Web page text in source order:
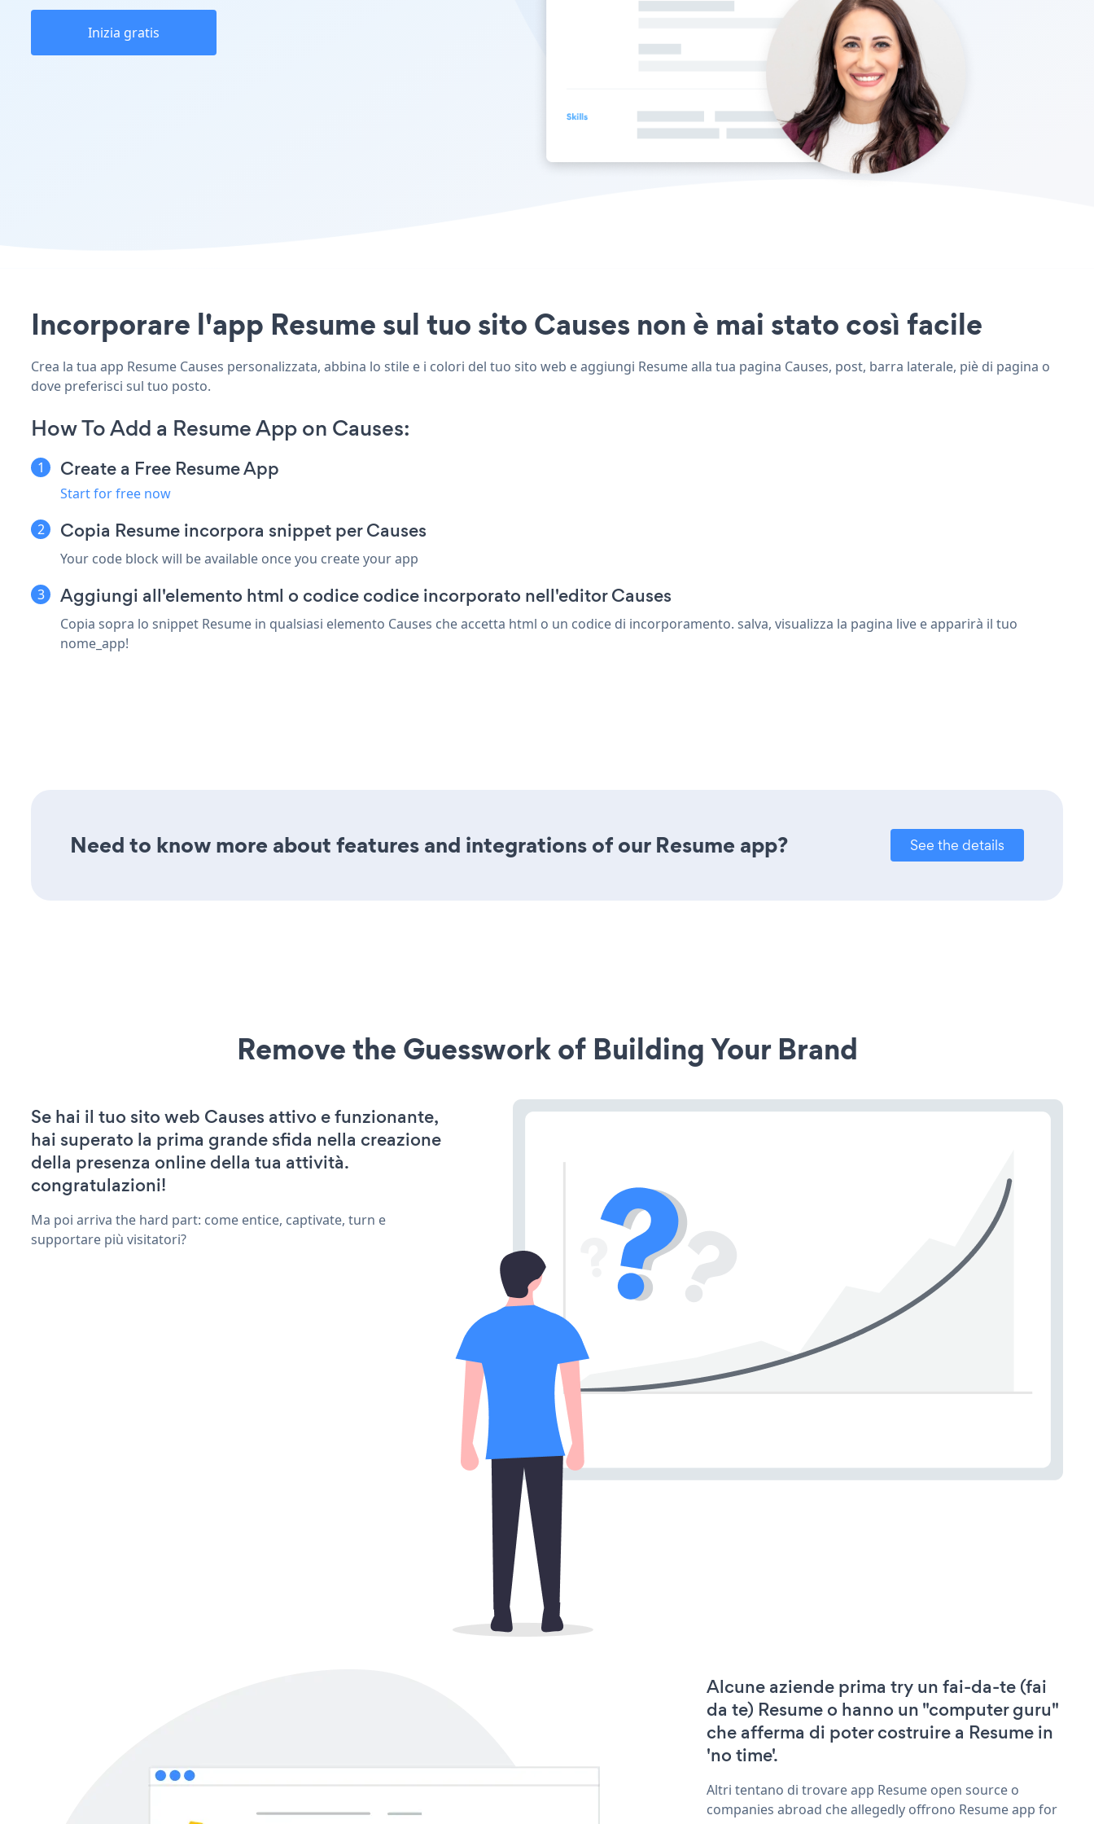
Inizia gratis
Incorporare l'app Resume sul tuo sito Causes non è mai stato così facile
Crea la tua app Resume Causes personalizzata, abbina lo stile e i colori del tuo sito web e aggiungi Resume alla tua pagina Causes, post, barra laterale, piè di pagina o
dove preferisci sul tuo posto.
How To Add a Resume App on Causes:
Create a Free Resume App
Start for free now
Copia Resume incorpora snippet per Causes
Your code block will be available once you create your app
Aggiungi all'elemento html o codice codice incorporato nell'editor Causes
Copia sopra lo snippet Resume in qualsiasi elemento Causes che accetta html o un codice di incorporamento. salva, visualizza la pagina live e apparirà il tuo
nome_app!
Need to know more about features and integrations of our Resume app? See the details
Remove the Guesswork of Building Your Brand
Se hai il tuo sito web Causes attivo e funzionante,
hai superato la prima grande sfida nella creazione
della presenza online della tua attività.
congratulazioni!
Ma poi arriva the hard part: come entice, captivate, turn e
supportare più visitatori?
Alcune aziende prima try un fai-da-te (fai
da te) Resume o hanno un "computer guru"
che afferma di poter costruire a Resume in
'no time'.
Altri tentano di trovare app Resume open source o
companies abroad che allegedly offrono Resume app for